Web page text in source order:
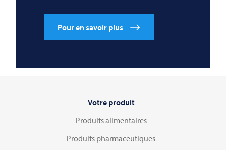
Pour en savoir plus
Votre produit
Produits alimentaires
Produits pharmaceutiques